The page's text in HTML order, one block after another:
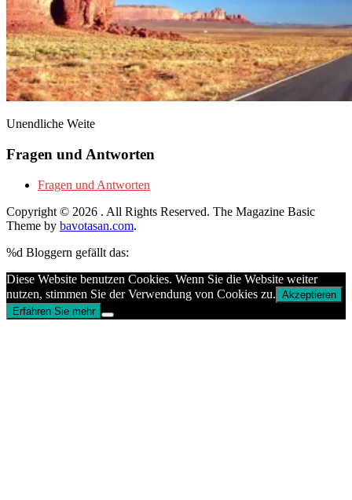
Unendliche Weite
Fragen und Antworten
Fragen und Antworten
Copyright © 2026 . All Rights Reserved. The Magazine Basic
Theme by bavotasan.com.
%d Bloggern gefällt das:
Diese Website benutzen Cookies. Wenn Sie die Website weiter
nutzen, stimmen Sie der Verwendung von Cookies zu. Akzeptieren
Erfahren Sie mehr